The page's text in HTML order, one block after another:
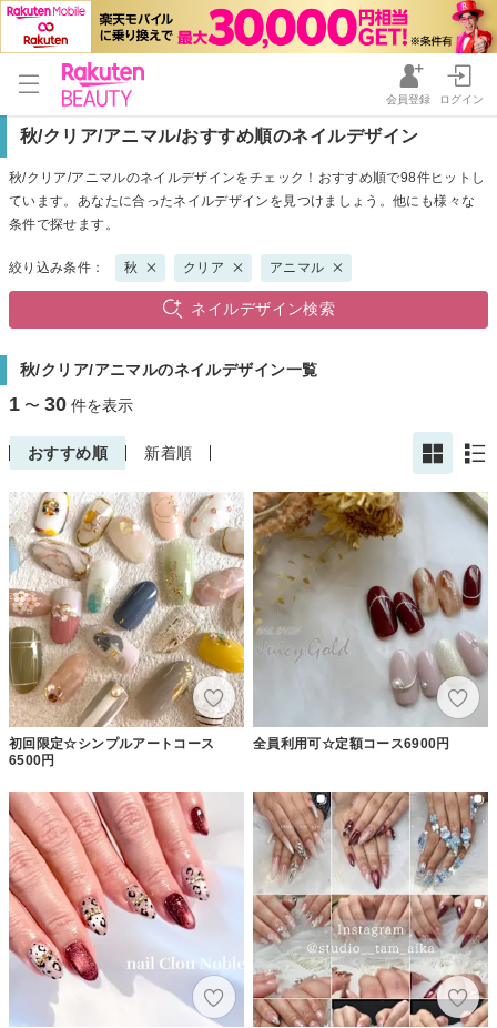
会員登録 ログイン
秋/クリア/アニマル/おすすめ順のネイルデザイン
秋/クリア/アニマルのネイルデザインをチェック！おすすめ順で98件ヒットし
ています。あなたに合ったネイルデザインを見つけましょう。他にも様々な
条件で探せます。
絞り込み条件： 秋 クリア アニマル
ネイルデザイン検索
秋/クリア/アニマルのネイルデザイン一覧
1 〜 30 件を表示
おすすめ順 新着順
初回限定☆シンプルアートコース
6500円
全員利用可☆定額コース6900円